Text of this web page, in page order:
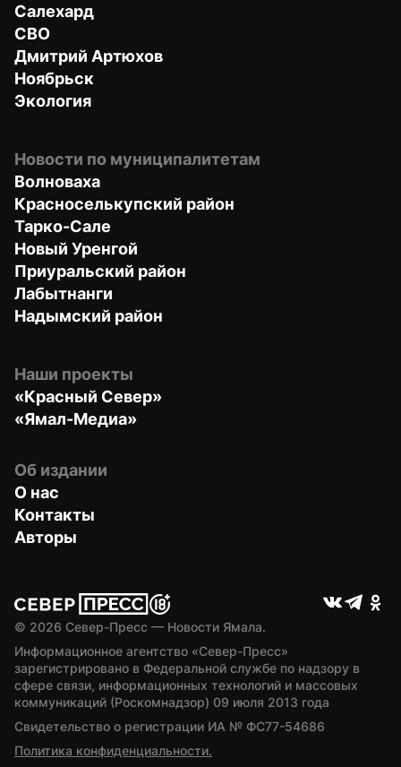
Салехард
СВО
Дмитрий Артюхов
Ноябрьск
Экология
Новости по муниципалитетам
Волноваха
Красноселькупский район
Тарко-Сале
Новый Уренгой
Приуральский район
Лабытнанги
Надымский район
Наши проекты
«Красный Север»
«Ямал-Медиа»
Об издании
О нас
Контакты
Авторы
© 2026 Север-Пресс — Новости Ямала.
Информационное агентство «Север-Пресс»
зарегистрировано в Федеральной службе по надзору в
сфере связи, информационных технологий и массовых
коммуникаций (Роскомнадзор) 09 июля 2013 года
Свидетельство о регистрации ИА № ФС77-54686
Политика конфиденциальности.